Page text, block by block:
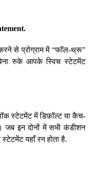
से प्रोग्राम में “फॉल-थ्रू”
रुके आपके स्विच स्टेटमेंट
स्टेटमेंट में डिफ़ॉल्ट या कैच-
इन दोनों में सभी कंडीशन
यहाँ रन होता है.